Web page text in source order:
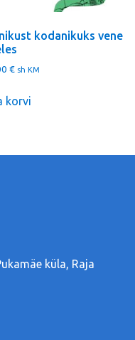
kodanikuks vene
€ sh KM
korvi
küla, Raja